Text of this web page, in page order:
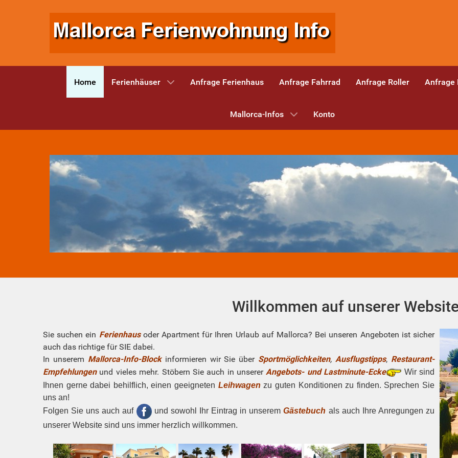
Home Ferienhäuser Anfrage Ferienhaus Anfrage Fahrrad Anfrage Roller Anfrage
Mallorca-Infos Konto
Willkommen auf unserer
Sie suchen ein Ferienhausoder Apartment für Ihren Urlaub auf Mallorca? Bei unseren Angeboten ist sicher
auch das richtige für SIE dabei.
In unserem Mallorca-Info-Blockinformieren wir Sie über Sportmöglichkeiten,Ausflugstipps, Restaurant-
Empfehlungenund vieles mehr. Stöbern Sie auch in unsererAngebots- und Lastminute-Ecke
Wir sind
Ihnen gerne dabei behilflich, einen geeigneten Leihwagen zu guten Konditionen zu finden. Sprechen Sie
uns an!
Folgen Sie uns auch auf
und sowohl IhrEintrag in unseremGästebuch als auch Ihre Anregungen zu
unserer Website sind uns immer herzlich willkommen.